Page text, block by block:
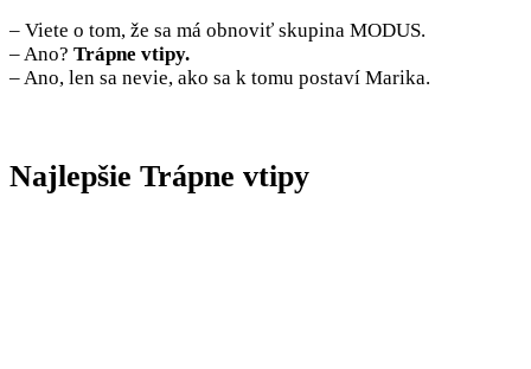
– Viete o tom, že sa má obnoviť skupina MODUS.
– Ano? Trápne vtipy.
– Ano, len sa nevie, ako sa k tomu postaví Marika.
Najlepšie Trápne vtipy